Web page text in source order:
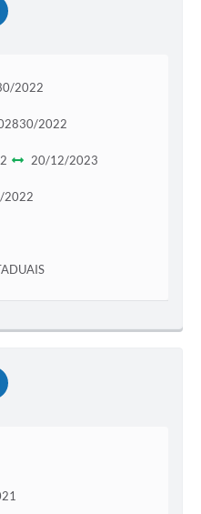
2022
2022
20/12/2023
2022